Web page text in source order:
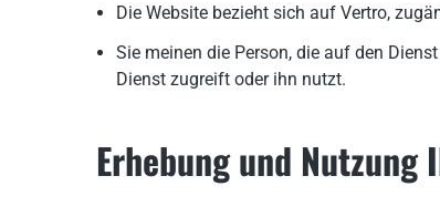
Die Website bezieht sich auf Vertro,
Sie meinen die Person, die auf den
Dienst zugreift oder ihn nutzt.
Erhebung und Nutzung